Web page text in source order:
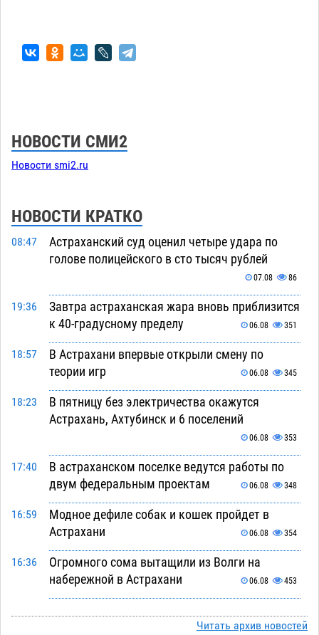
НОВОСТИ СМИ2
Новости smi2.ru
НОВОСТИ КРАТКО
08:47
Астраханский суд оценил четыре удара по
голове полицейского в сто тысяч рублей
07.08 86
19:36
Завтра астраханская жара вновь приблизится
к 40-градусному пределу
06.08 351
18:57
В Астрахани впервые открыли смену по
теории игр
06.08 345
18:23
В пятницу без электричества окажутся
Астрахань, Ахтубинск и 6 поселений
06.08 353
17:40
В астраханском поселке ведутся работы по
двум федеральным проектам
06.08 348
16:59
Модное дефиле собак и кошек пройдет в
Астрахани
06.08 354
16:36
Огромного сома вытащили из Волги на
набережной в Астрахани
06.08 453
Астрахани продолжают не верить, что их
Читать архив новостей